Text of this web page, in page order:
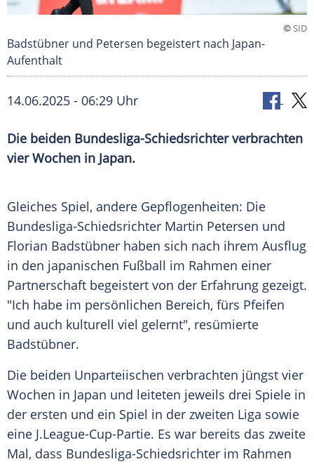
©SID
Badstübner und Petersen begeistert nach Japan-
Aufenthalt
14.06.2025 - 06:29 Uhr
Die beiden Bundesliga-Schiedsrichter verbrachten
vier Wochen in Japan.
Gleiches Spiel, andere Gepflogenheiten: Die
Bundesliga-Schiedsrichter Martin Petersen und
Florian Badstübner haben sich nach ihrem Ausflug
in den japanischen Fußball im Rahmen einer
Partnerschaft begeistert von der Erfahrung gezeigt.
"Ich habe im persönlichen Bereich, fürs Pfeifen
und auch kulturell viel gelernt", resümierte
Badstübner.
Die beiden Unparteiischen verbrachten jüngst vier
Wochen in Japan und leiteten jeweils drei Spiele in
der ersten und ein Spiel in der zweiten Liga sowie
eine J.League-Cup-Partie. Es war bereits das zweite
Mal, dass Bundesliga-Schiedsrichter im Rahmen